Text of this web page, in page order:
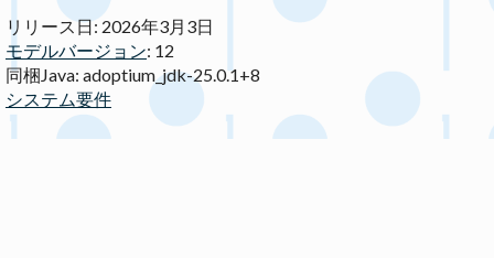
リリース日: 2026年3月3日
モデルバージョン: 12
同梱Java: adoptium_jdk-25.0.1+8
システム要件